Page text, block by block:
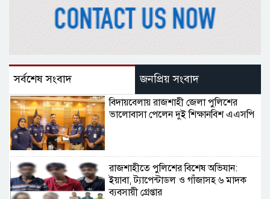
সর্বশেষ সংবাদ জনপ্রিয় সংবাদ
বিদায়বেলায় রাজশাহী জেলা পুলিশের
ভালোবাসা পেলেন দুই শিক্ষানবিশ এএসপি
রাজশাহীতে পুলিশের বিশেষ অভিযান:
ইয়াবা, ট্যাপেন্টাডল ও গাঁজাসহ ৬ মাদক
ব্যবসায়ী গ্রেপ্তার